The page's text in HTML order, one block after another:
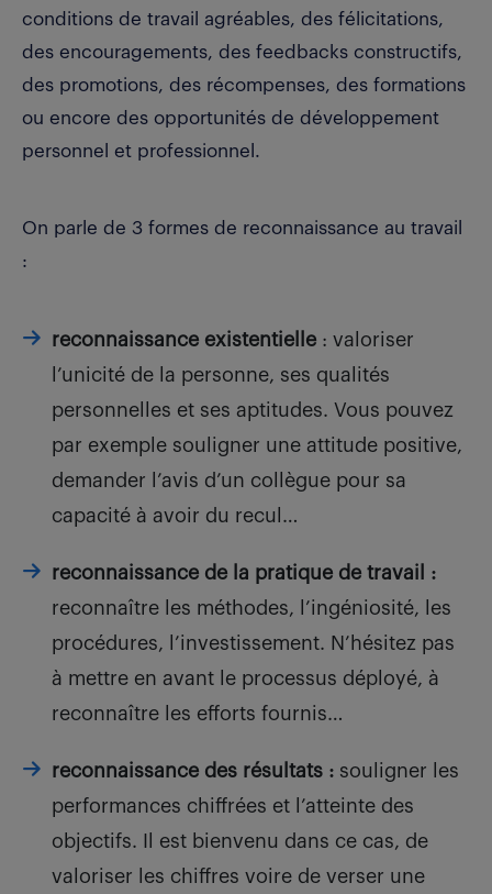
conditions de travail agréables, des félicitations,
des encouragements, des feedbacks constructifs,
des promotions, des récompenses, des formations
ou encore des opportunités de développement
personnel et professionnel.
On parle de 3 formes de reconnaissance au travail
:
reconnaissance existentielle : valoriser
l’unicité de la personne, ses qualités
personnelles et ses aptitudes. Vous pouvez
par exemple souligner une attitude positive,
demander l’avis d’un collègue pour sa
capacité à avoir du recul…
reconnaissance de la pratique de travail :
reconnaître les méthodes, l’ingéniosité, les
procédures, l’investissement. N’hésitez pas
à mettre en avant le processus déployé, à
reconnaître les efforts fournis…
reconnaissance des résultats : souligner les
performances chiffrées et l’atteinte des
objectifs. Il est bienvenu dans ce cas, de
valoriser les chiffres voire de verser une